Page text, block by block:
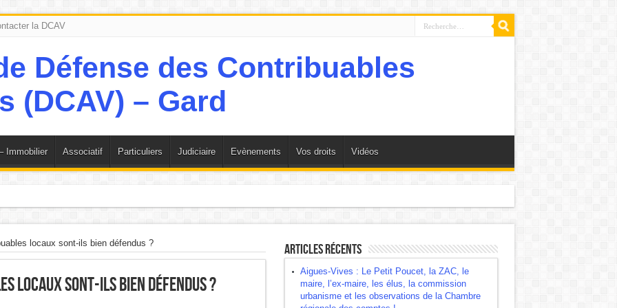
la DCAV
Immobilier Associatif Particuliers Judiciaire Evènements Vos droits Vidéos
maire, les élus, la commission urbanisme et les observations de la Chambre régionale des comptes !
EXPLIQUEZ-NOUS !
restent en rade.
locaux sont-ils bien défendus ?
locaux sont-ils bien défendus ?
Articles récents
Aigues-Vives : Le Petit Poucet, la ZAC, le
maire, l’ex-maire, les élus, la commission
urbanisme et les observations de la Chambre